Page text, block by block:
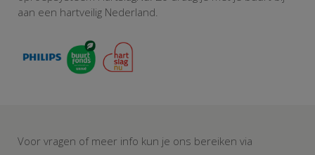
aan een hartveilig Nederland.
Voor vragen of meer info kun je ons bereiken via